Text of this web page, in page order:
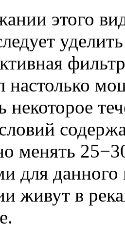
этого
настолько
некоторое
менять
для данного
живут в